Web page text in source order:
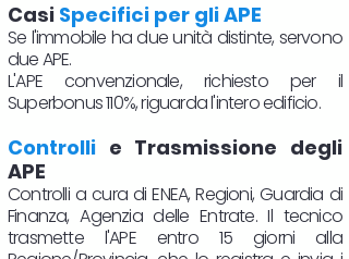
Casi Specifici per gli APE
Se l'immobile ha due unità distinte, servono
due APE.
L'APE convenzionale, richiesto per il
Superbonus 110%, riguarda l'intero edificio.
Controlli e Trasmissione degli
APE
Controlli a cura di ENEA, Regioni, Guardia di
Finanza, Agenzia delle Entrate. Il tecnico
trasmette l'APE entro 15 giorni alla